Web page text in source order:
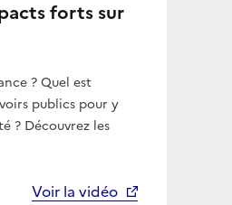
forts sur
? Quel est
publics pour y
? Découvrez les
Voir la vidéo